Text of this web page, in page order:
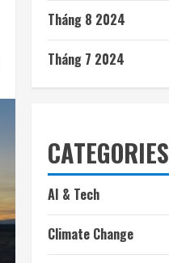
Tháng 8 2024
Tháng 7 2024
CATEGORIES
AI & Tech
Climate Change